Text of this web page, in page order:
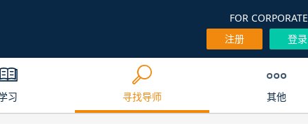
FOR CORPORATE
注册
登录
习 寻找导师 其他